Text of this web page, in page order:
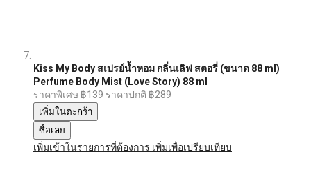
Kiss My Body สเปรย์น้ำหอม กลิ่นเลิฟ สตอรี่ (ขนาด 88 ml)
Perfume Body Mist (Love Story) 88 ml
ราคาพิเศษ ฿139 ราคาปกติ ฿289
เพิ่มในตะกร้า
ซื้อเลย
เพิ่มเข้าในรายการที่ต้องการ เพิ่มเพื่อเปรียบเทียบ